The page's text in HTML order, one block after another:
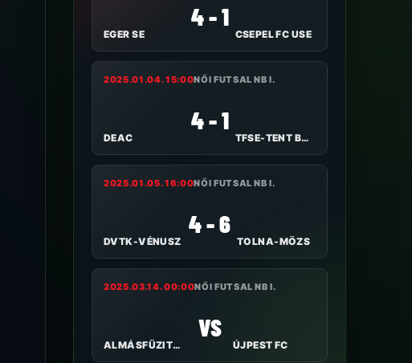
EGER SE
4 - 1
CSEPEL FC USE
2025.01.04. 15:00NŐI FUTSAL NB I.
DEAC
4 - 1
TFSE-TENT BUDAPEST
2025.01.05. 16:00NŐI FUTSAL NB I.
DVTK-VÉNUSZ
4 - 6
TOLNA-MÖZS
2025.03.14. 00:00NŐI FUTSAL NB I.
ALMÁSFÜZITŐI SC
VS
ÚJPEST FC